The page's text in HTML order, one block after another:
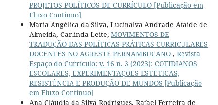
PROJETOS POLÍTICOS DE CURRÍCULO [Publicação em
Fluxo Contínuo]
Maria Angélica da Silva, Lucinalva Andrade Ataide de
Almeida, Carlinda Leite, MOVIMENTOS DE
TRADUÇÃO DAS POLÍTICAS-PRÁTICAS CURRICULARES
DOCENTES NO AGRESTE PERNAMBUCANO , Revista
Espaço do Currículo: v. 16 n. 3 (2023): COTIDIANOS
ESCOLARES, EXPERIMENTAÇÕES ESTÉTICAS,
RESISTÊNCIA E PRODUÇÃO DE MUNDOS [Publicação
em Fluxo Contínuo]
Ana Cláudia da Silva Rodrigues, Rafael Ferreira de